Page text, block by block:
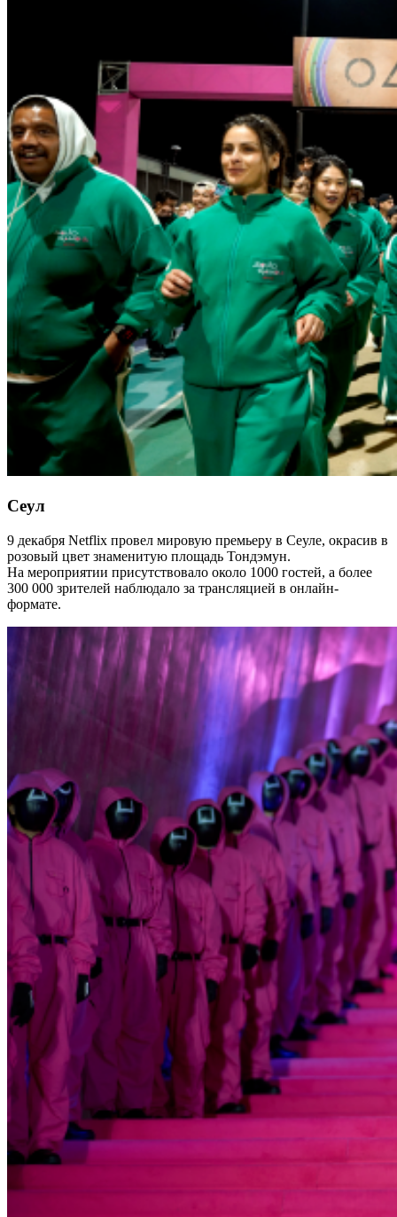
Сеул
9 декабря Netflix провел мировую премьеру в Сеуле, окрасив в
розовый цвет знаменитую площадь Тондэмун.
На мероприятии присутствовало около 1000 гостей, а более
300 000 зрителей наблюдало за трансляцией в онлайн-
формате.